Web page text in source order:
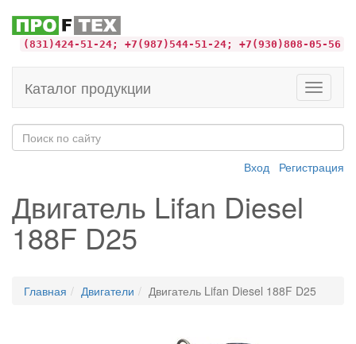
(831)424-51-24; +7(987)544-51-24; +7(930)808-05-56
Toggle
Каталог продукции
Вход Регистрация
Двигатель Lifan Diesel
188F D25
Главная Двигатели Двигатель Lifan Diesel 188F D25